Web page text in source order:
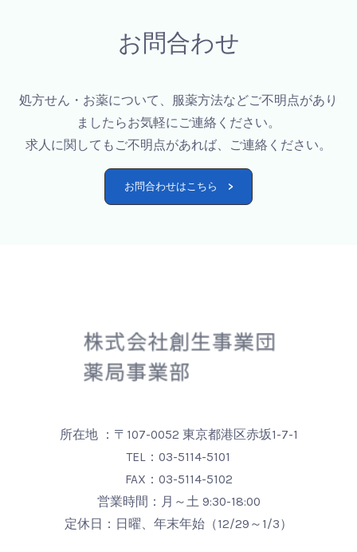
お問合わせ
処方せん・お薬について、服薬方法などご不明点があり
ましたらお気軽にご連絡ください。
求人に関してもご不明点があれば、ご連絡ください。
お問合わせはこちら >
所在地 ：〒107-0052 東京都港区赤坂1-7-1
TEL： 03-5114-5101
FAX：03-5114-5102
営業時間：月～土 9:30-18:00
定休日：日曜、年末年始（12/29～1/3）